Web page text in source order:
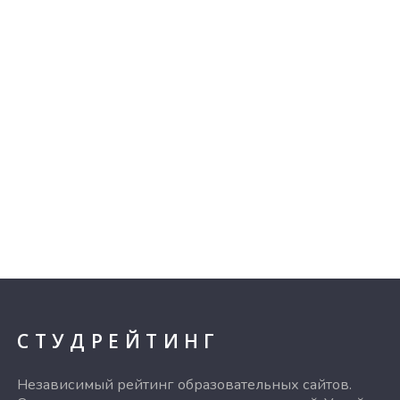
СТУДРЕЙТИНГ
Независимый рейтинг образовательных сайтов.